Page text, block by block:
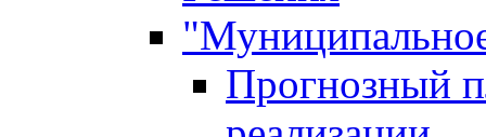
Прогнозный